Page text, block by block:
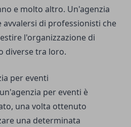
e molto altro. Un'agenzia
avvalersi di professionisti che
l'organizzazione di
diverse tra loro.
per eventi
per eventi è
una volta ottenuto
una determinata